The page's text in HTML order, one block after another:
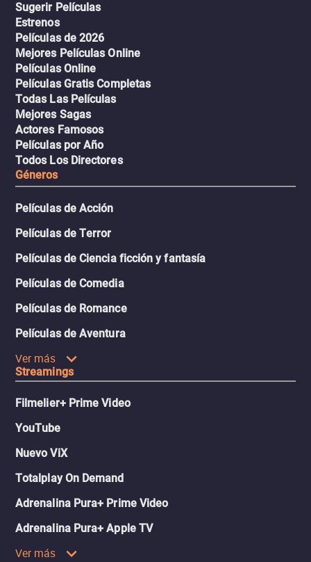
Sugerir Películas
Estrenos
Películas de 2026
Mejores Películas Online
Películas Online
Películas Gratis Completas
Todas Las Películas
Mejores Sagas
Actores Famosos
Películas por Año
Todos Los Directores
Géneros
Películas de Acción
Películas de Terror
Películas de Ciencia ficción y fantasía
Películas de Comedia
Películas de Romance
Películas de Aventura
Ver más
Streamings
Filmelier+ Prime Video
YouTube
Nuevo ViX
Totalplay On Demand
Adrenalina Pura+ Prime Video
Adrenalina Pura+ Apple TV
Ver más